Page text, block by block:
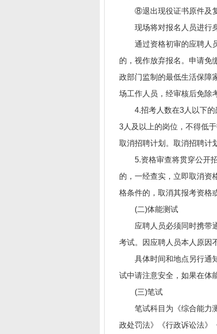
⑧退出现役证书原件及
现场将对报名人员进行
通过资格初审的应聘人
的，视作放弃报名。申请免
政部门监制的最低生活保障
场工作人员，经审核后免除
4.招考人数在3人以下
3人及以上的岗位，不得低
取消招聘计划。取消招聘计
5.资格审查将贯穿公开
的，一经查实，立即取消资
格条件的，取消其报考资格
(二)体能测试
应聘人员必须同时携带
考试。因应聘人员本人原因
具体时间和地点另行通
试中请注意安全，如果在体
(三)笔试
笔试科目为《综合能力
政处罚法》《行政诉讼法》